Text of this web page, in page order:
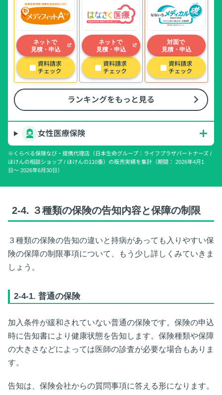
ネットで
見積・申込
資料請求
チェック
ネットで
見積・申込
資料請求
チェック
対面で
見積・申込
資料請求
チェック
ランキングをもっと見る
女性医療保険
※くらべる保険なび・提携代理店（日本生命グループ：ライフプラザパートナーズ /
ほけんの相談ショップ / ほけんの110番）の販売実績を集計（期間： 2026年4月1
日〜 2026年6月30日）
2-4. ３種類の保険の告知内容と保障の制限
３種類の保険の告知の違いと持病があっても入りやすい保
険の保障の制限事項について、もう少し詳しくみていきま
しょう。
2-4-1. 普通の保険
加入条件が緩和されていない普通の保険です。保険の申込
時に告知書により健康状態を告知します。保険種類や保障
の大きさなどによっては医師の診査が必要な場合もありま
す。
告知は、保険会社からの質問事項に答える形になります。